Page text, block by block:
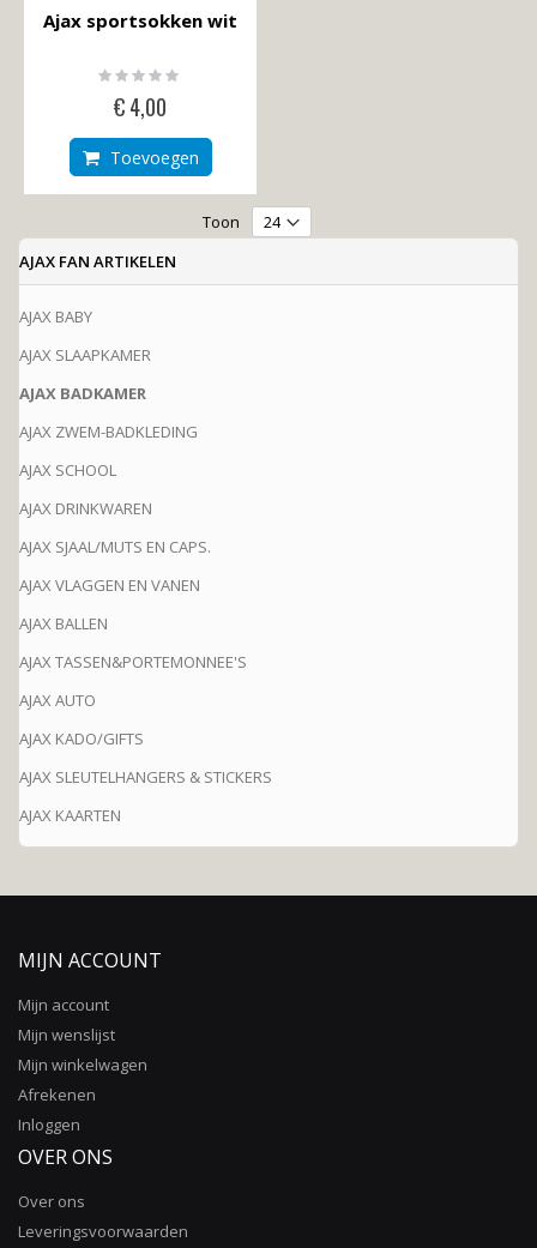
Ajax sportsokken wit
Rating:
0%
€ 4,00
Toevoegen
Toon
AJAX FAN ARTIKELEN
AJAX BABY
AJAX SLAAPKAMER
AJAX BADKAMER
AJAX ZWEM-BADKLEDING
AJAX SCHOOL
AJAX DRINKWAREN
AJAX SJAAL/MUTS EN CAPS.
AJAX VLAGGEN EN VANEN
AJAX BALLEN
AJAX TASSEN&PORTEMONNEE'S
AJAX AUTO
AJAX KADO/GIFTS
AJAX SLEUTELHANGERS & STICKERS
AJAX KAARTEN
MIJN ACCOUNT
Mijn account
Mijn wenslijst
Mijn winkelwagen
Afrekenen
Inloggen
OVER ONS
Over ons
Leveringsvoorwaarden